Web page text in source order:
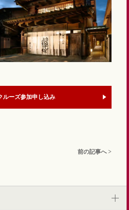
ルーズ参加申し込み
前の記事へ >